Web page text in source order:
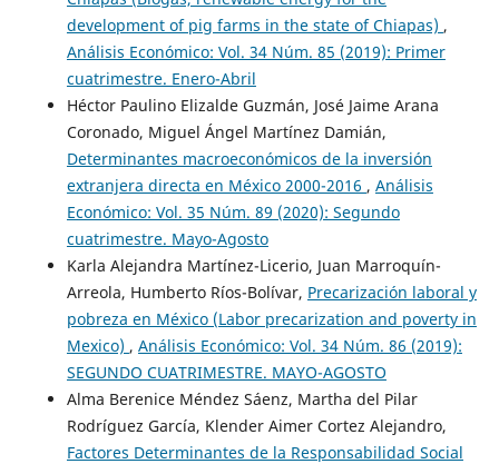
development of pig farms in the state of Chiapas) ,
Análisis Económico: Vol. 34 Núm. 85 (2019): Primer
cuatrimestre. Enero-Abril
Héctor Paulino Elizalde Guzmán, José Jaime Arana
Coronado, Miguel Ángel Martínez Damián,
Determinantes macroeconómicos de la inversión
extranjera directa en México 2000-2016 , Análisis
Económico: Vol. 35 Núm. 89 (2020): Segundo
cuatrimestre. Mayo-Agosto
Karla Alejandra Martínez-Licerio, Juan Marroquín-
Arreola, Humberto Ríos-Bolívar, Precarización laboral y
pobreza en México (Labor precarization and poverty in
Mexico) , Análisis Económico: Vol. 34 Núm. 86 (2019):
SEGUNDO CUATRIMESTRE. MAYO-AGOSTO
Alma Berenice Méndez Sáenz, Martha del Pilar
Rodríguez García, Klender Aimer Cortez Alejandro,
Factores Determinantes de la Responsabilidad Social